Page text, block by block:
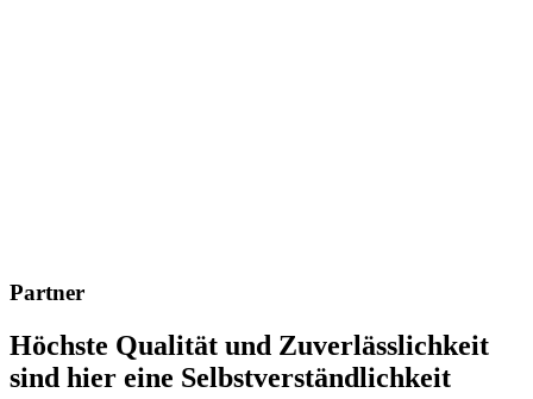
Partner
Höchste Qualität und Zuverlässlichkeit
sind hier eine Selbstverständlichkeit